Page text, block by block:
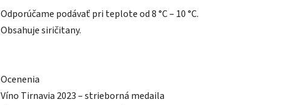
Odporúčame podávať pri teplote od 8 °C – 10 °C.
Obsahuje siričitany.
Ocenenia
Víno Tirnavia 2023 – strieborná medaila